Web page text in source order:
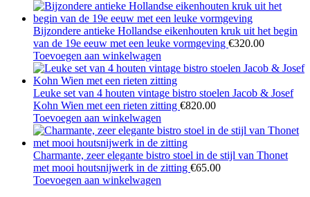
Bijzondere antieke Hollandse eikenhouten kruk uit het begin
van de 19e eeuw met een leuke vormgeving €320.00
Toevoegen aan winkelwagen
Leuke set van 4 houten vintage bistro stoelen Jacob & Josef
Kohn Wien met een rieten zitting €820.00
Toevoegen aan winkelwagen
Charmante, zeer elegante bistro stoel in de stijl van Thonet
met mooi houtsnijwerk in de zitting €65.00
Toevoegen aan winkelwagen